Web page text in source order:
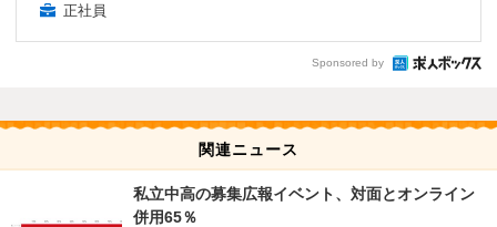
正社員
Sponsored by
関連ニュース
私立中高の募集広報イベント、対面とオンライン
併用65％